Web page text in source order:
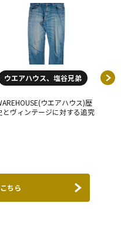
ウエアハウス、塩谷兄弟
ウエアハウス)歴
とヴィンテージに対する追究
ちら